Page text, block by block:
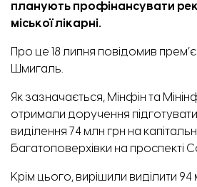
планують профінансувати
міської лікарні.
Про це 18 липня повідомив
Шмигаль.
Як зазначається, Мінфін та
отримали доручення
виділення 74 млн грн на
багатоповерхівки на проспекті
Крім цього, вирішили виділити 94